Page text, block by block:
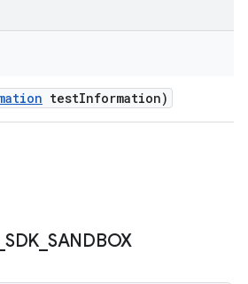
testInformation)
SDK SANDBOX